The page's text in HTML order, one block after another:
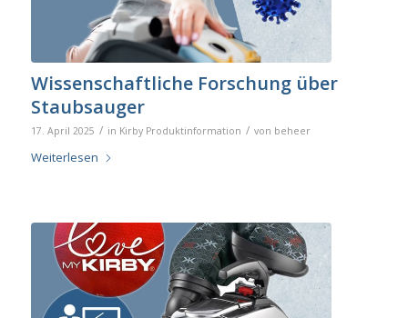
Wissenschaftliche Forschung über
Staubsauger
17. April 2025 / in Kirby Produktinformation / von beheer
Weiterlesen